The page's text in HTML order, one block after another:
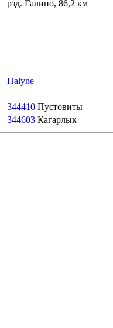
рзд. Галино, 86,2 км
Halyne
344410 Пустовиты
344603 Кагарлык